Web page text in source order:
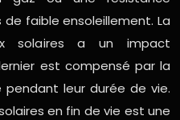
faible ensoleillement. La
solaires a un impact
est compensé par la
pendant leur durée de vie.
en fin de vie est une